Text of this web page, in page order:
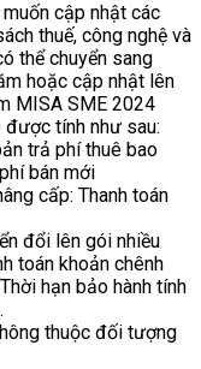
cập nhật các
thuế, công nghệ và
thể chuyển sang
hoặc cập nhật lên
MISA SME 2024
tính như sau:
trả phí thuê bao
bán mới
cấp: Thanh toán
đổi lên gói nhiều
toán khoản chênh
hạn bảo hành tính
thuộc đối tượng